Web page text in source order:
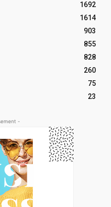
1692
1614
903
855
828
260
75
23
-